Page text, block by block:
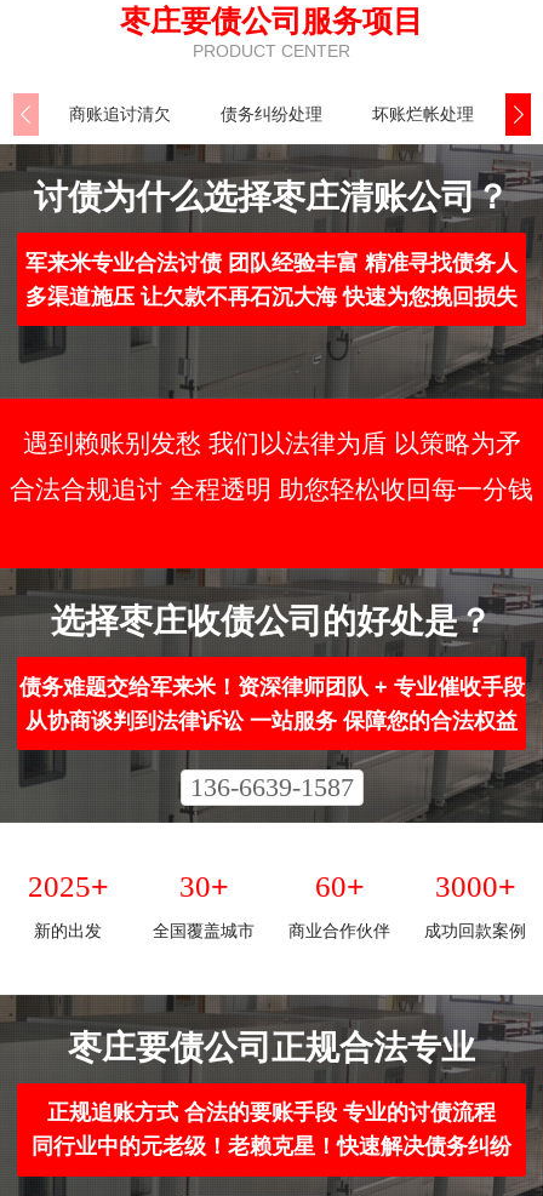
枣庄要债公司服务项目
PRODUCT CENTER
商账追讨清欠 债务纠纷处理 坏账烂帐处理
讨债为什么选择枣庄清账公司？
军来米专业合法讨债 团队经验丰富 精准寻找债务人
多渠道施压 让欠款不再石沉大海 快速为您挽回损失
遇到赖账别发愁 我们以法律为盾 以策略为矛
合法合规追讨 全程透明 助您轻松收回每一分钱
选择枣庄收债公司的好处是？
债务难题交给军来米！资深律师团队 + 专业催收手段
从协商谈判到法律诉讼 一站服务 保障您的合法权益
136-6639-1587
2025+
新的出发
30+
全国覆盖城市
60+
商业合作伙伴
3000+
成功回款案例
枣庄要债公司正规合法专业
正规追账方式 合法的要账手段 专业的讨债流程
同行业中的元老级！老赖克星！快速解决债务纠纷